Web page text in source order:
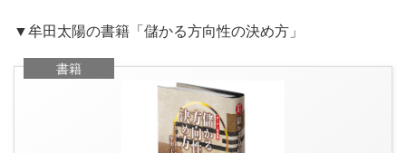
▼牟田太陽の書籍「儲かる方向性の決め方」
書籍